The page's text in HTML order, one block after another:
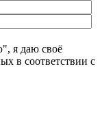
я даю своё
в соответствии с